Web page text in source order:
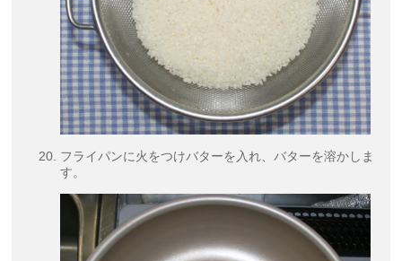
フライパンに火をつけバターを入れ、バターを溶かしま
す。